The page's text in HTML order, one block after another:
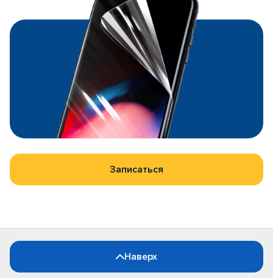
Записаться
Наверх